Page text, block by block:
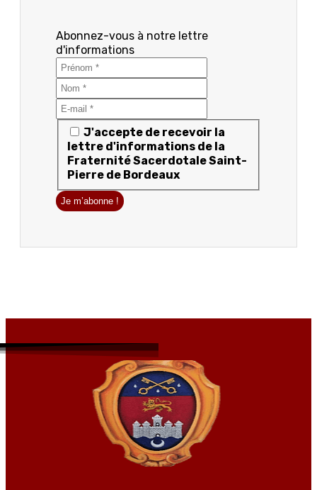
Abonnez-vous à notre lettre
d'informations
J'accepte de recevoir la
lettre d'informations de la
Fraternité Sacerdotale Saint-
Pierre de Bordeaux